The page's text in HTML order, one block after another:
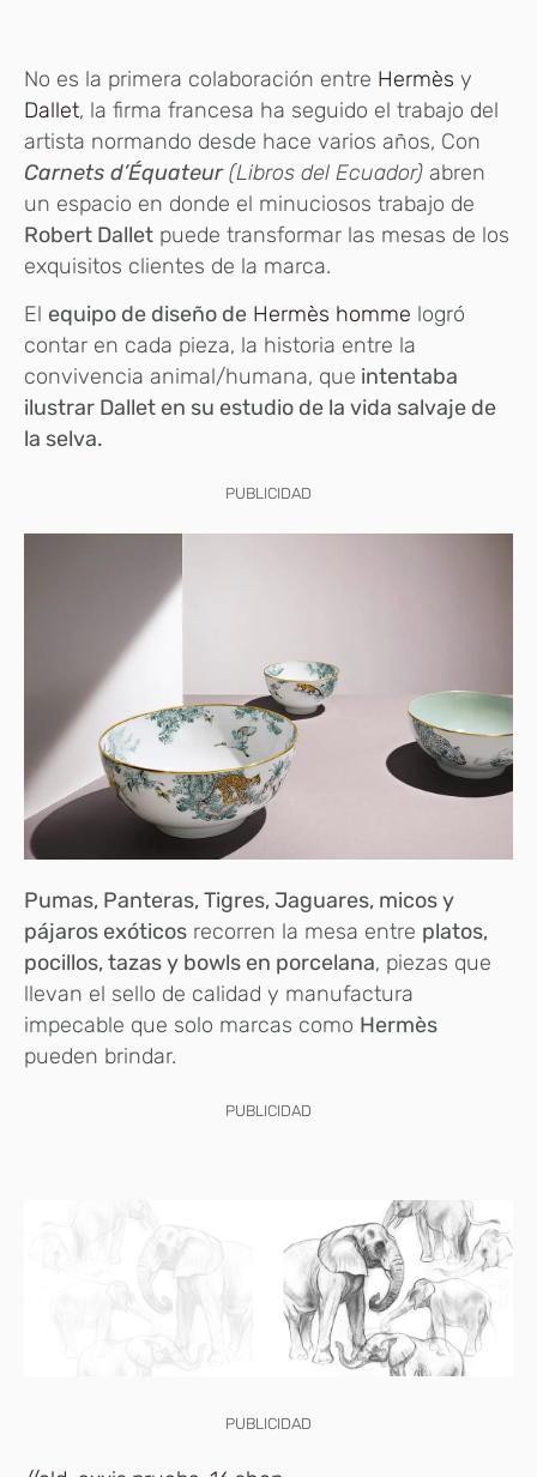
No es la primera colaboración entre Hermès y
Dallet, la firma francesa ha seguido el trabajo del
artista normando desde hace varios años, Con
Carnets d’Équateur(Libros del Ecuador) abren
un espacio en donde el minuciosos trabajo de
Robert Dallet puede transformar las mesas de los
exquisitos clientes de la marca.
El equipo de diseño de Hermès homme logró
contar en cada pieza, la historia entre la
convivencia animal/humana, que intentaba
ilustrar Dallet en su estudio de la vida salvaje de
la selva.
PUBLICIDAD
Pumas, Panteras, Tigres, Jaguares, micos y
pájaros exóticos recorren la mesa entre platos,
pocillos, tazas y bowls en porcelana, piezas que
llevan el sello de calidad y manufactura
impecable que solo marcas como Hermès
pueden brindar.
PUBLICIDAD
PUBLICIDAD